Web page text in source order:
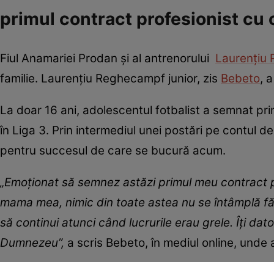
primul contract profesionist cu
Fiul Anamariei Prodan și al antrenorului Laurențiu
familie. Laurențiu Reghecampf junior, zis Bebeto,
La doar 16 ani, adolescentul fotbalist a semnat
în Liga 3. Prin intermediul unei postări pe contul
pentru succesul de care se bucură acum.
„Emoționat să semnez astăzi primul meu
mama mea, nimic din toate astea nu se întâmplă
să continui atunci când lucrurile erau grele. Îți
Dumnezeu”, a scris Bebeto, în mediul online,